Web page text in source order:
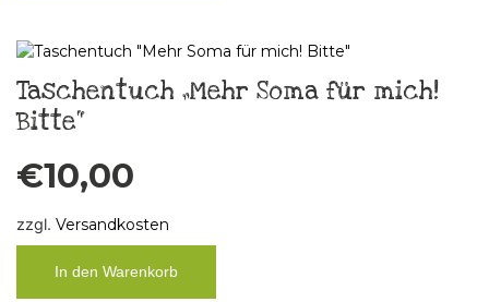
Taschentuch „Mehr Soma für mich!
Bitte“
€10,00
zzgl. Versandkosten
In den Warenkorb